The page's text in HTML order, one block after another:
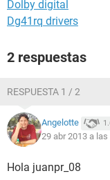
Dolby digital
Dg41rq drivers
2 respuestas
RESPUESTA 1 / 2
Angelotte
29 abr 2013 a las
Hola juanpr_08